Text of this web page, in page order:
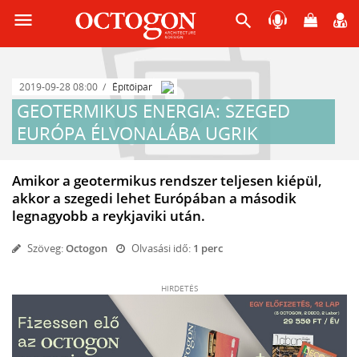
menu search
2019-09-28 08:00 Építőipar
GEOTERMIKUS ENERGIA: SZEGED
EURÓPA ÉLVONALÁBA UGRIK
Amikor a geotermikus rendszer teljesen kiépül,
akkor a szegedi lehet Európában a második
legnagyobb a reykjaviki után.
Szöveg:Octogon Olvasási idő: 1 perc
HIRDETÉS